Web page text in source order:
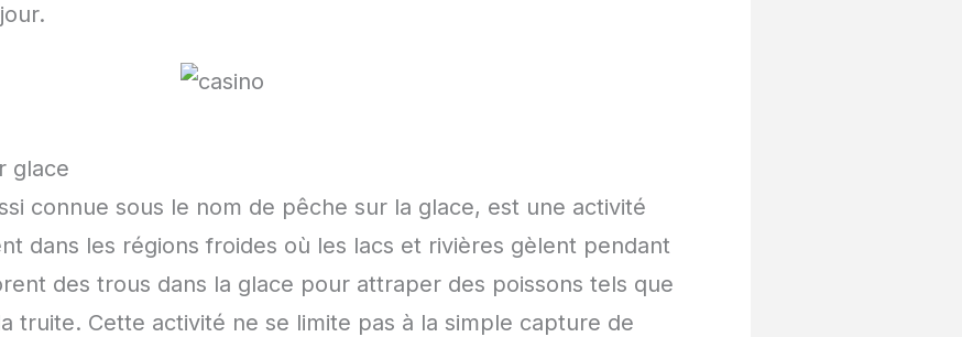
glace
connue sous le nom de pêche sur la glace, est une activité
dans les régions froides où les lacs et rivières gèlent pendant
des trous dans la glace pour attraper des poissons tels que
truite. Cette activité ne se limite pas à la simple capture de